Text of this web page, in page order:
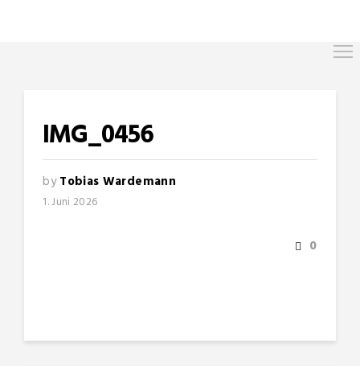
IMG_0456
byTobias Wardemann
1. Juni 2026
0